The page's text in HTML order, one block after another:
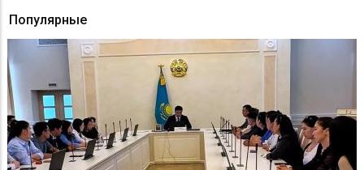
Популярные